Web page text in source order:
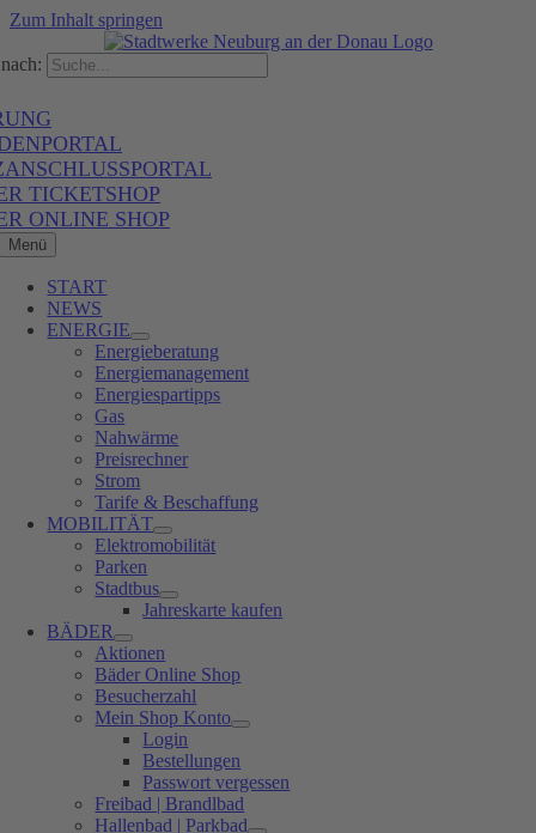
Zum Inhalt springen
TICKETSHOP
ONLINE SHOP
Menü
START
NEWS
ENERGIE
Energieberatung
Energiemanagement
Energiespartipps
Gas
Nahwärme
Preisrechner
Strom
Tarife & Beschaffung
MOBILITÄT
Elektromobilität
Parken
Stadtbus
Jahreskarte kaufen
BÄDER
Aktionen
Bäder Online Shop
Besucherzahl
Mein Shop Konto
Login
Bestellungen
Passwort vergessen
Freibad | Brandlbad
Hallenbad | Parkbad